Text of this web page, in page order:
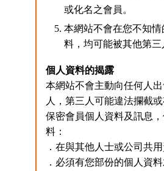
或化名之會員。
本網站不會在您不知
料，均可能被其他第
個人資料的揭露
本網站不會主動向任何人
人，第三人可能違法攔截
保密會員個人資料及訊息
料：
．在與其他人士或公司共
．必須有您部份的個人資